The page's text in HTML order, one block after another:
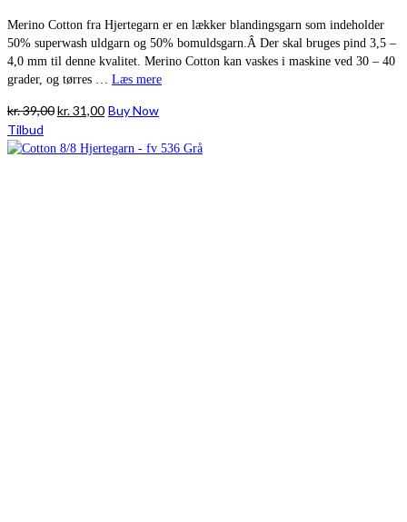
Merino Cotton fra Hjertegarn er en lækker blandingsgarn som indeholder
50% superwash uldgarn og 50% bomuldsgarn.Â Der skal bruges pind 3,5 –
4,0 mm til denne kvalitet. Merino Cotton kan vaskes i maskine ved 30 – 40
grader, og tørres … Læs mere
kr.39,00Den
pris
kr.31,00Den
pris
Buy Now
Tilbud